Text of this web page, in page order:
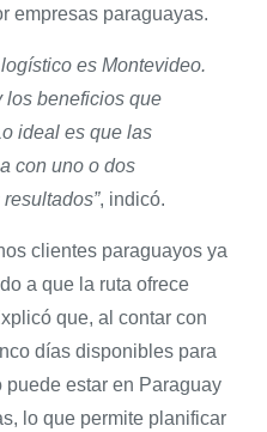
empresas paraguayas.
es Montevideo.
los beneficios que
ideal es que las
con uno o dos
, indicó.
clientes paraguayos ya
a que la ruta ofrece
que, al contar con
días disponibles para
estar en Paraguay
lo que permite planificar